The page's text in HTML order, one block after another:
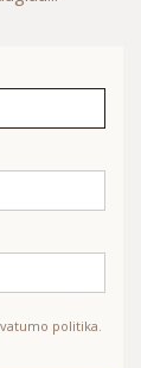
politika.